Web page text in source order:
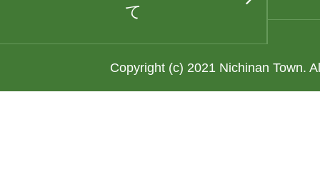
て
Copyright (c) 2021 Nichinan Town.